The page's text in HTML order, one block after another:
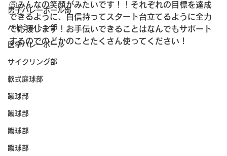
男子バレーボール部
バドミントン部
医学バレーボール
サイクリング部
軟式庭球部
蹴球部
蹴球部
蹴球部
蹴球部
⑤みんなの笑顔がみたいです！！それぞれの目標を達成
できるように、自信持ってスタート台立てるように全力
で応援します！お手伝いできることはなんでもサポート
するのでのどかのことたくさん使ってください！